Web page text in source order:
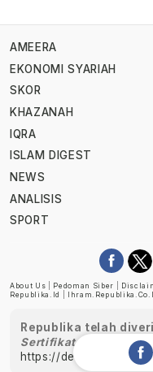
AMEERA
EKONOMI SYARIAH
SKOR
KHAZANAH
IQRA
ISLAM DIGEST
NEWS
ANALISIS
SPORT
About Us Pedoman Siber
Republika.id
Republika telah
Sertifikat Nomor
https://